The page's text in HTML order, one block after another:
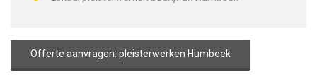
Offerte aanvragen: pleisterwerken Humbeek